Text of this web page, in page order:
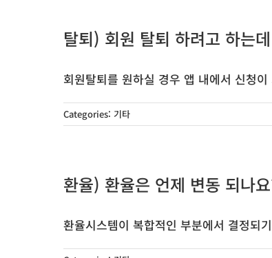
탈퇴) 회원 탈퇴 하려고 하는
회원탈퇴를 원하실 경우 앱 내에서 신청
Categories: 기타
환율) 환율은 언제 변동 되나
환율시스템이 복합적인 부분에서 결정되